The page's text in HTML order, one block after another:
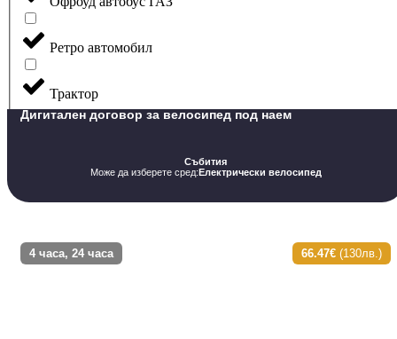
Ретро автомобил
Трактор
Дигитален договор за велосипед под наем
Събития
Може да изберете сред:Електрически велосипед
4 часа, 24 часа 66.47€ (130лв.)